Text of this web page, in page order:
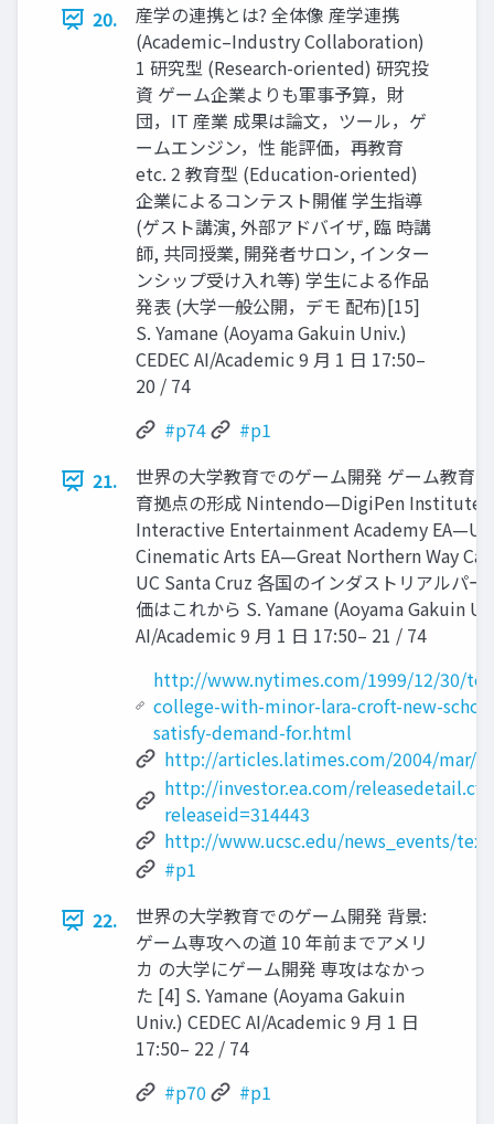
20.
産学の連携とは? 全体像 産学連携
(Academic–Industry Collaboration)
1 研究型 (Research-oriented) 研究投
資 ゲーム企業よりも軍事予算，財
団，IT 産業 成果は論文，ツール，ゲ
ームエンジン，性 能評価，再教育
etc. 2 教育型 (Education-oriented)
企業によるコンテスト開催 学生指導
(ゲスト講演, 外部アドバイザ, 臨 時講
師, 共同授業, 開発者サロン, インター
ンシップ受け入れ等) 学生による作品
発表 (大学一般公開，デモ 配布)[15]
S. Yamane (Aoyama Gakuin Univ.)
CEDEC AI/Academic 9 月 1 日 17:50–
20 / 74
#p74
#p1
21.
世界の大学教育でのゲーム開発 ゲーム教育
育拠点の形成 Nintendo—DigiPen Institute
Interactive Entertainment Academy
Cinematic Arts EA—Great Northern Way
UC Santa Cruz 各国のインダストリアルパ
価はこれから S. Yamane (Aoyama Gakuin
AI/Academic 9 月 1 日 17:50– 21 / 74
http://www.nytimes.com/1999/12/30/
college-with-minor-lara-croft-new-
satisfy-demand-for.html
http://articles.latimes.com/2004/mar/
http://investor.ea.com/
releaseid=314443
http://www.ucsc.edu/news_events/
#p1
22.
世界の大学教育でのゲーム開発 背景:
ゲーム専攻への道 10 年前までアメリ
カ の大学にゲーム開発 専攻はなかっ
た [4] S. Yamane (Aoyama Gakuin
Univ.) CEDEC AI/Academic 9 月 1 日
17:50– 22 / 74
#p70
#p1